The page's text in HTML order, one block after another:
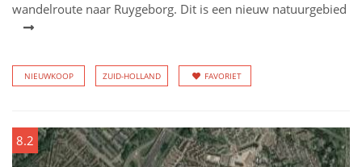
wandelroute naar Ruygeborg. Dit is een nieuw natuurgebied
NIEUWKOOP ZUID-HOLLAND FAVORIET
8.2